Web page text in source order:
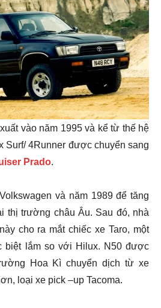
vào năm 1995 và kể từ thế hệ
Surf/ 4Runner được chuyển sang
Prado.
và năm 1989 để tăng
thị trường châu Âu. Sau đó, nhà
cho ra mắt chiếc xe Taro, một
biệt lắm so với Hilux. N50 được
Hoa Kì chuyển dịch từ xe
loại xe pick –up Tacoma.